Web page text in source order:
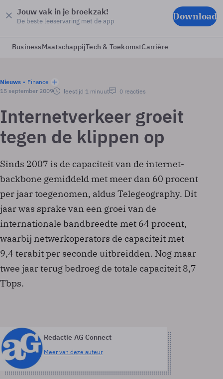
Jouw vak in je broekzak!
De beste leeservaring met de app Download
BusinessMaatschappijTech & ToekomstCarrière
Nieuws
Finance
15 september 2009
leestijd 1 minuut 0 reacties
Internetverkeer groeit
tegen de klippen op
Sinds 2007 is de capaciteit van de internet-
backbone gemiddeld met meer dan 60 procent
per jaar toegenomen, aldus Telegeography. Dit
jaar was sprake van een groei van de
internationale bandbreedte met 64 procent,
waarbij netwerkoperators de capaciteit met
9,4 terabit per seconde uitbreidden. Nog maar
twee jaar terug bedroeg de totale capaciteit 8,7
Tbps.
Redactie AG Connect
Meer van deze auteur